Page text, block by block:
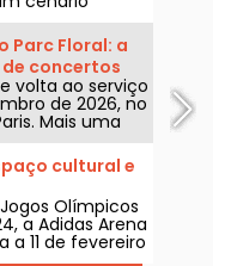
dos
de 24 de
Parc Floral: a
concertos
volta ao serviço
de 2026, no
Mais uma
os
no ritmo
momentos ao
e em
cultural e
Olímpicos
a Adidas Arena
11 de fevereiro
novo e